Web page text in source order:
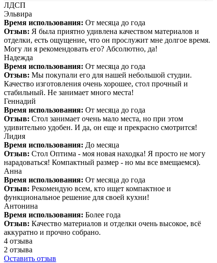
ЛДСП
Эльвира
Время использования: От месяца до года
Отзыв: Я была приятно удивлена качеством материалов и
отделки, есть ощущение, что он прослужит мне долгое время.
Могу ли я рекомендовать его? Абсолютно, да!
Надежда
Время использования: От месяца до года
Отзыв: Мы покупали его для нашей небольшой студии.
Качество изготовления очень хорошее, стол прочный и
стабильный. Не занимает много места!
Геннадий
Время использования: От месяца до года
Отзыв: Стол занимает очень мало места, но при этом
удивительно удобен. И да, он еще и прекрасно смотрится!
Лидия
Время использования: До месяца
Отзыв: Стол Оптима - моя новая находка! Я просто не могу
нарадоваться! Компактный размер - но мы все вмещаемся).
Анна
Время использования: От месяца до года
Отзыв: Рекомендую всем, кто ищет компактное и
функциональное решение для своей кухни!
Антонина
Время использования: Более года
Отзыв: Качество материалов и отделки очень высокое, всё
аккуратно и прочно собрано.
4 отзыва
2 отзыва
Оставить отзыв